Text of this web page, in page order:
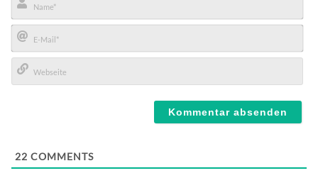
Name*
E-
Mail*
22 COMMENTS